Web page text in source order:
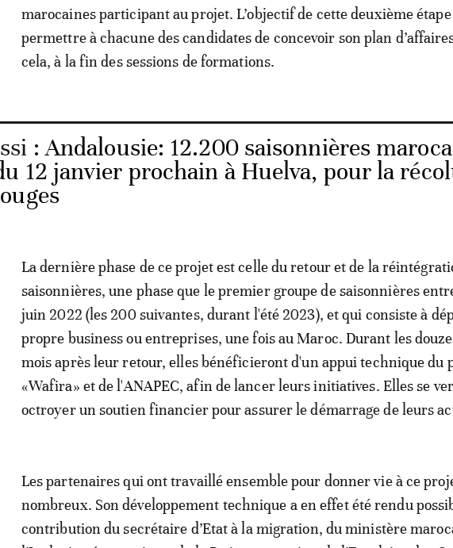
marocaines participant au projet. L’objectif de cette deuxième étape
permettre à chacune des candidates de concevoir son plan
cela, à la fin des sessions de formations.
:Andalousie: 12.200 saisonnières
12 janvier prochain à Huelva, pour la
La dernière phase de ce projet est celle du retour et de la
saisonnières, une phase que le premier groupe de saisonnières
juin 2022 (les 200 suivantes, durant l'été 2023), et qui consiste à
propre business ou entreprises, une fois au Maroc. Durant les
mois après leur retour, elles bénéficieront d'un appui technique du
«Wafira» et de l'ANAPEC, afin de lancer leurs initiatives. Elles se
octroyer un soutien financier pour assurer le démarrage de leurs
Les partenaires qui ont travaillé ensemble pour donner vie à ce
nombreux. Son développement technique a en effet été rendu
contribution du secrétaire d’Etat à la migration, du ministère